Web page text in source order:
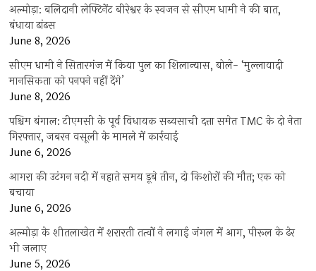
अल्मोड़ा: बलिदानी लेफ्टिनेंट बीरेश्वर के स्वजन से सीएम धामी ने की बात,
बंधाया ढांढस
June 8, 2026
सीएम धामी ने सितारगंज में किया पुल का शिलान्यास, बोले- ‘मुल्लावादी
मानसिकता को पनपने नहीं देंगे’
June 8, 2026
पश्चिम बंगाल: टीएमसी के पूर्व विधायक सब्यसाची दत्ता समेत TMC के दो नेता
गिरफ्तार, जबरन वसूली के मामले में कार्रवाई
June 6, 2026
आगरा की उटंगन नदी में नहाते समय डूबे तीन, दो किशोरों की मौत; एक को
बचाया
June 6, 2026
अल्मोड़ा के शीतलाखेत में शरारती तत्वों ने लगाई जंगल में आग, पीरूल के ढेर
भी जलाए
June 5, 2026